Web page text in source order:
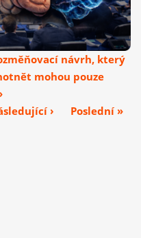
návrh, který
mohou pouze
› Poslední »